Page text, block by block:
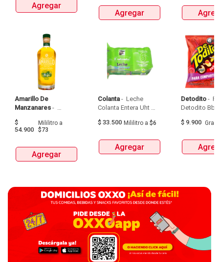
Agregar
Amarillo De
Manzanares -
De Manzanares
$
54.900
Mililitroa
$73
Agregar
Agregar
Colanta - Leche
Colanta Entera Uht
$ 33.500 Mililitro a $6
Agregar
Detodito -
$ 9.900